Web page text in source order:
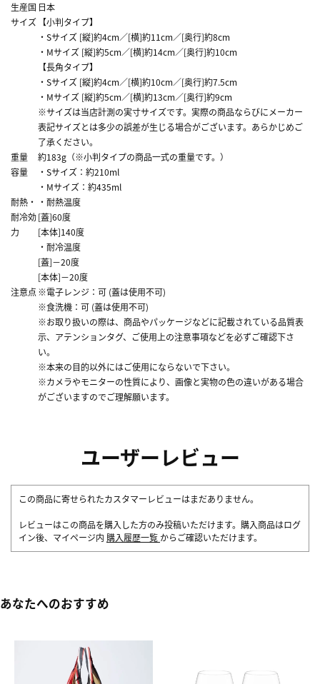
生産国 日本
サイズ 【小判タイプ】
・Sサイズ [縦]約4cm／[横]約11cm／[奥行]約8cm
・Mサイズ [縦]約5cm／[横]約14cm／[奥行]約10cm
【長角タイプ】
・Sサイズ [縦]約4cm／[横]約10cm／[奥行]約7.5cm
・Mサイズ [縦]約5cm／[横]約13cm／[奥行]約9cm
※サイズは当店計測の実寸サイズです。実際の商品ならびにメーカー
表記サイズとは多少の誤差が生じる場合がございます。あらかじめご
了承ください。
重量
約183g（※小判タイプの商品一式の重量です。）
容量
・Sサイズ：約210ml
・Mサイズ：約435ml
耐熱・
耐冷効
力
・耐熱温度
[蓋]60度
[本体]140度
・耐冷温度
[蓋]－20度
[本体]－20度
注意点 ※電子レンジ：可 (蓋は使用不可)
※食洗機：可 (蓋は使用不可)
※お取り扱いの際は、商品やパッケージなどに記載されている品質表
示、アテンションタグ、ご使用上の注意事項などを必ずご確認下さ
い。
※本来の目的以外にはご使用にならないで下さい。
※カメラやモニターの性質により、画像と実物の色の違いがある場合
がございますのでご理解願います。
ユーザーレビュー
この商品に寄せられたカスタマーレビューはまだありません。
レビューはこの商品を購入した方のみ投稿いただけます。購入商品はログ
イン後、マイページ内 購入履歴一覧 からご確認いただけます。
あなたへのおすすめ